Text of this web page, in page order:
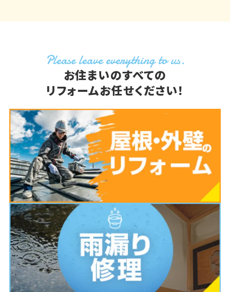
Please leave everything to us.
お住まいのすべての
リフォームお任せください！